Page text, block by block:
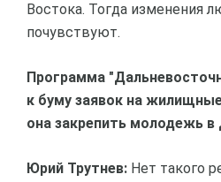
Востока. Тогда изменения
почувствуют.
Программа
к буму заявок на
она закрепить молодежь
Юрий Трутнев: Нет такого